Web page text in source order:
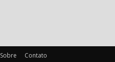
Sobre Contato